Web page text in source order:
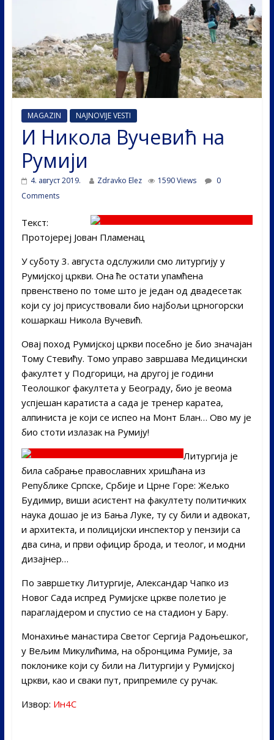
MAGAZIN NAJNOVIJE VESTI
И Никола Вучевић на
Румији
4. август 2019. Zdravko Elez 1590 Views
0
Comments
Текст:
Протојереј Јован Пламенац
У суботу 3. августа одслужили смо литургију у
Румијској цркви. Она ће остати упамћена
првенствено по томе што је један од двадесетак
који су јој присуствовали био најбољи црногорски
кошаркаш Никола Вучевић.
Овај поход Румијској цркви посебно је био значајан
Тому Стевићу. Томо управо завршава Медицински
факултет у Подгорици, на другој је години
Теолошког факултета у Београду, био је веома
успјешан каратиста а сада је тренер каратеа,
алпиниста је који се испео на Монт Блан… Ово му је
био стоти излазак на Румију!
Литургија је
била сабрање православних хришћана из
Републике Српске, Србије и Црне Горе: Жељко
Будимир, виши асистент на факултету политичких
наука дошао је из Бања Луке, ту су били и адвокат,
и архитекта, и полицијски инспектор у пензији са
два сина, и први официр брода, и теолог, и модни
дизајнер…
По завршетку Литургије, Александар Чапко из
Новог Сада испред Румијске цркве полетио је
параглајдером и спустио се на стадион у Бару.
Монахиње манастира Светог Сергија Радоњешког,
у Вељим Микулићима, на обронцима Румије, за
поклонике који су били на Литургији у Румијској
цркви, као и сваки пут, припремиле су ручак.
Извор: Ин4С